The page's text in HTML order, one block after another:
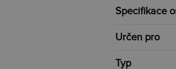
Specifikace
Určen pro
Typ